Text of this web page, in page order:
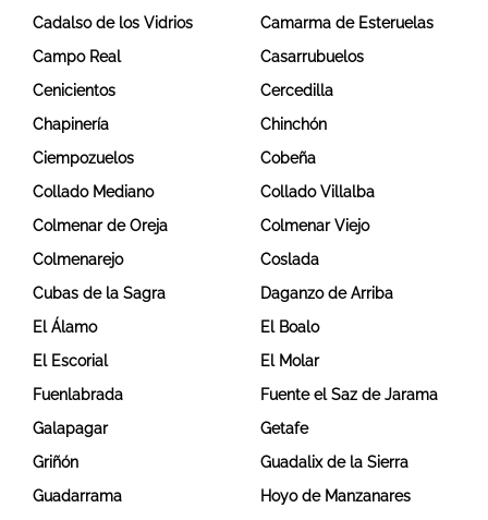
Cadalso de los Vidrios
Camarma de Esteruelas
Campo Real
Casarrubuelos
Cenicientos
Cercedilla
Chapinería
Chinchón
Ciempozuelos
Cobeña
Collado Mediano
Collado Villalba
Colmenar de Oreja
Colmenar Viejo
Colmenarejo
Coslada
Cubas de la Sagra
Daganzo de Arriba
El Álamo
El Boalo
El Escorial
El Molar
Fuenlabrada
Fuente el Saz de Jarama
Galapagar
Getafe
Griñón
Guadalix de la Sierra
Guadarrama
Hoyo de Manzanares